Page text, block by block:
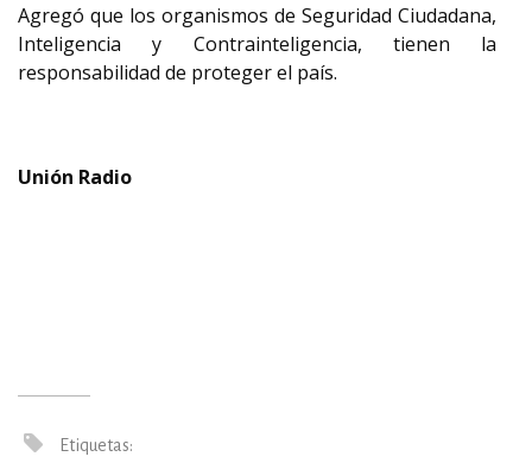
Agregó que los organismos de Seguridad Ciudadana,
Inteligencia y Contrainteligencia, tienen la
responsabilidad de proteger el país.
Unión Radio
Etiquetas: